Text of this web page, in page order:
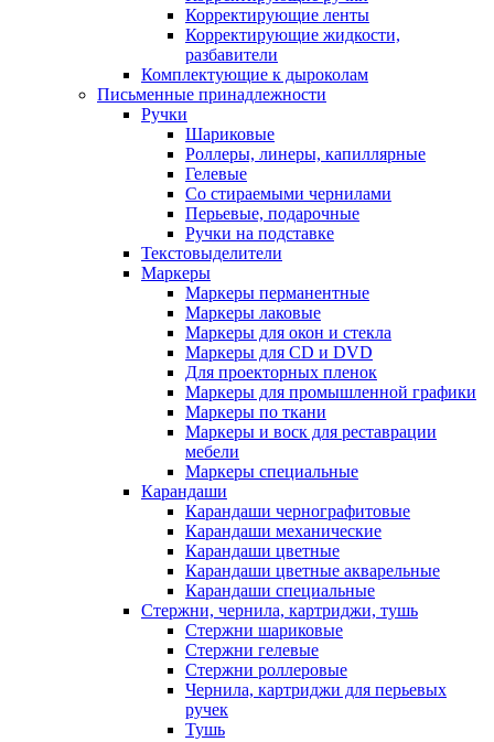
Корректирующие ленты
Корректирующие жидкости,
разбавители
Комплектующие к дыроколам
Письменные принадлежности
Ручки
Шариковые
Роллеры, линеры, капиллярные
Гелевые
Со стираемыми чернилами
Перьевые, подарочные
Ручки на подставке
Текстовыделители
Маркеры
Маркеры перманентные
Маркеры лаковые
Маркеры для окон и стекла
Маркеры для CD и DVD
Для проекторных пленок
Маркеры для промышленной графики
Маркеры по ткани
Маркеры и воск для реставрации
мебели
Маркеры специальные
Карандаши
Карандаши чернографитовые
Карандаши механические
Карандаши цветные
Карандаши цветные акварельные
Карандаши специальные
Стержни, чернила, картриджи, тушь
Стержни шариковые
Стержни гелевые
Стержни роллеровые
Чернила, картриджи для перьевых
ручек
Тушь